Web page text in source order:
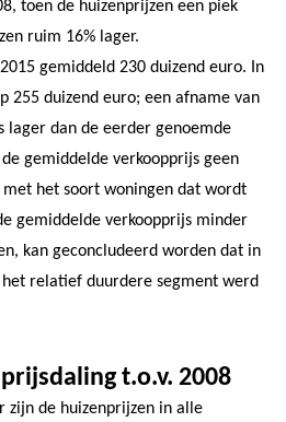
toen de huizenprijzen een piek
ruim 16% lager.
gemiddeld 230 duizend euro. In
255 duizend euro; een afname van
lager dan de eerder genoemde
gemiddelde verkoopprijs geen
het soort woningen dat wordt
gemiddelde verkoopprijs minder
kan geconcludeerd worden dat in
relatief duurdere segment werd
t.o.v. 2008
zijn de huizenprijzen in alle